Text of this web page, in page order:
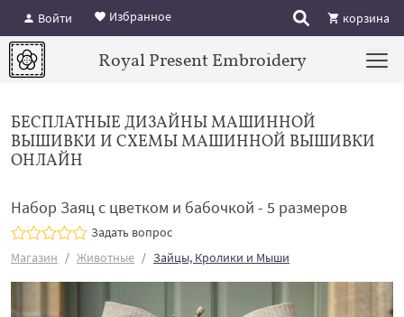
Войти Избранное корзина
Royal Present Embroidery
БЕСПЛАТНЫЕ ДИЗАЙНЫ МАШИННОЙ
ВЫШИВКИ И СХЕМЫ МАШИННОЙ ВЫШИВКИ
ОНЛАЙН
Набор Заяц с цветком и бабочкой - 5 размеров
Задать вопрос
Магазин
Животные Зайцы, Кролики и Мыши